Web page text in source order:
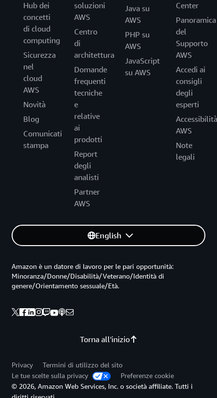
Hub dei
concetti
di cloud
computing
Sicurezza
nel
cloud
AWS
Novità
Blog
Comunicati
stampa
soluzioni
AWS
Centro
di
architettura
Domande
frequenti
tecniche
e
relative
ai
prodotti
Report
degli
analisti
Partner
AWS
Java su
AWS
PHP su
AWS
JavaScript
su AWS
Center
Panoramica
del
Supporto
AWS
Accedi ai
consigli
degli
esperti
Accessibilità
AWS
Note
legali
English
Torna all'inizio
Amazon è un datore di lavoro per le pari opportunità:
Minoranza/Donne/Disabilità/Veterano/Identità di
genere/Orientamento sessuale/Età.
Privacy
Termini di utilizzo del sito
Le tue scelte sulla privacy
Preferenze cookie
© 2026, Amazon Web Services, Inc. o società affiliate. Tutti i